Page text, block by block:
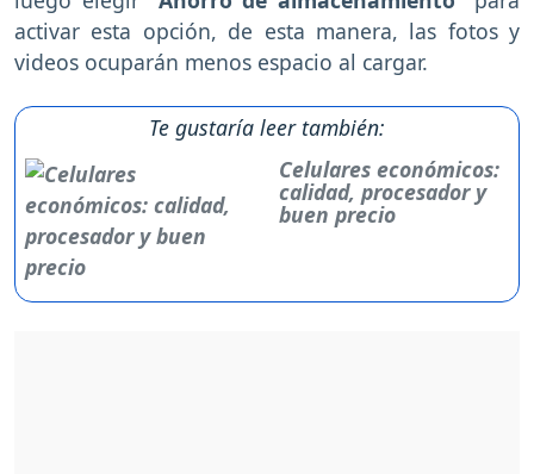
activar esta opción, de esta manera, las fotos y
videos ocuparán menos espacio al cargar.
Te gustaría leer también:
Celulares económicos:
calidad, procesador y
buen precio